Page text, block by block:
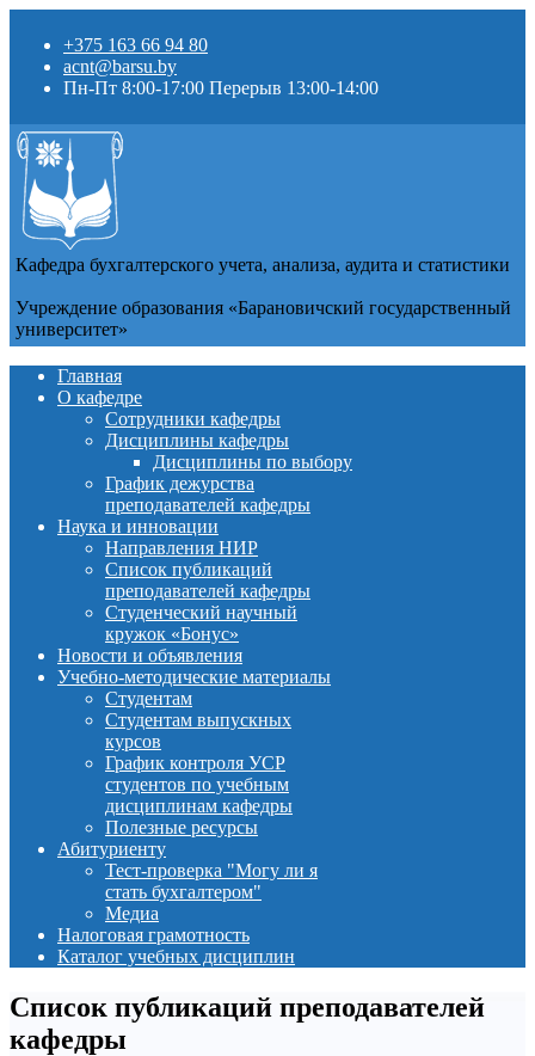
+375 163 66 94 80
acnt@barsu.by
Пн-Пт 8:00-17:00 Перерыв 13:00-14:00
Кафедра бухгалтерского учета, анализа, аудита и статистики
Учреждение образования «Барановичский государственный
университет»
Главная
О кафедре
Сотрудники кафедры
Дисциплины кафедры
Дисциплины по выбору
График дежурства
преподавателей кафедры
Наука и инновации
Направления НИР
Список публикаций
преподавателей кафедры
Студенческий научный
кружок «Бонус»
Новости и объявления
Учебно-методические материалы
Студентам
Студентам выпускных
курсов
График контроля УСР
студентов по учебным
дисциплинам кафедры
Полезные ресурсы
Абитуриенту
Тест-проверка "Могу ли я
стать бухгалтером"
Медиа
Налоговая грамотность
Каталог учебных дисциплин
Список публикаций преподавателей
кафедры